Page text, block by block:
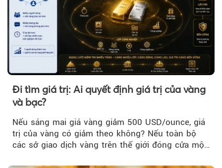
Đi tìm giá trị: Ai quyết định giá trị của vàng
và bạc?
Nếu sáng mai giá vàng giảm 500 USD/ounce, giá
trị của vàng có giảm theo không? Nếu toàn bộ
các sở giao dịch vàng trên thế giới đóng cửa một